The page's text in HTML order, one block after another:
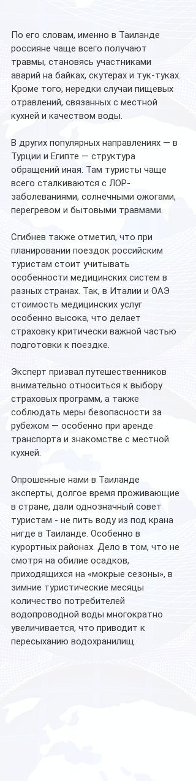
По его словам, именно в Таиланде
россияне чаще всего получают
травмы, становясь участниками
аварий на байках, скутерах и тук-туках.
Кроме того, нередки случаи пищевых
отравлений, связанных с местной
кухней и качеством воды.
В других популярных направлениях — в
Турции и Египте — структура
обращений иная. Там туристы чаще
всего сталкиваются с ЛОР-
заболеваниями, солнечными ожогами,
перегревом и бытовыми травмами.
Сгибнев также отметил, что при
планировании поездок российским
туристам стоит учитывать
особенности медицинских систем в
разных странах. Так, в Италии и ОАЭ
стоимость медицинских услуг
особенно высока, что делает
страховку критически важной частью
подготовки к поездке.
Эксперт призвал путешественников
внимательно относиться к выбору
страховых программ, а также
соблюдать меры безопасности за
рубежом — особенно при аренде
транспорта и знакомстве с местной
кухней.
Опрошенные нами в Таиланде
эксперты, долгое время проживающие
в стране, дали однозначный совет
туристам - не пить воду из под крана
нигде в Таиланде. Особенно в
курортных районах. Дело в том, что не
смотря на обилие осадков,
приходящихся на «мокрые сезоны», в
зимние туристические месяцы
количество потребителей
водопроводной воды многократно
увеличивается, что приводит к
пересыханию водохранилищ.